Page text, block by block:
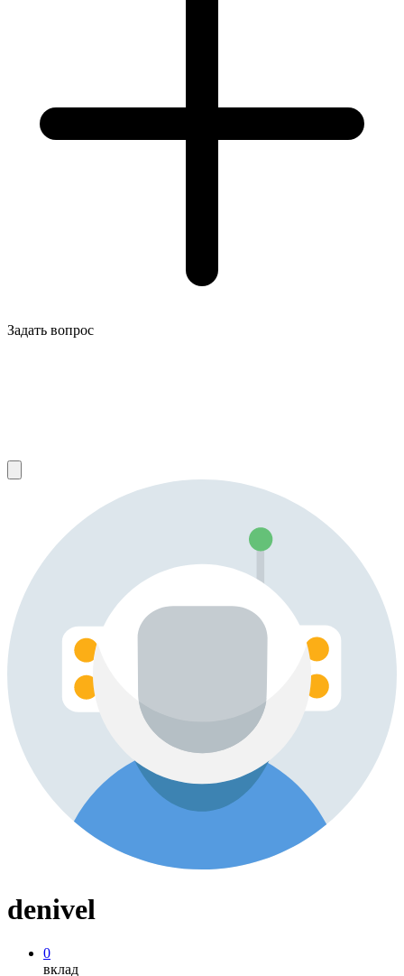
Задать вопрос
denivel
0
вклад